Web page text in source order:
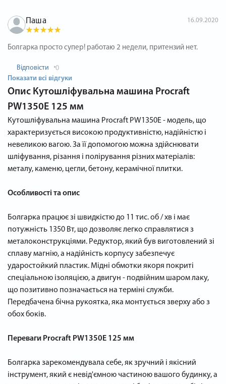
Паша 16.09.2020
Болгарка просто супер! работаю 2 недели, притензий нет.
Відповісти
0
Показати всі відгуки
Опис Кутошліфувальна машина Procraft
PW1350E 125 мм
Кутошліфувальна машина Procraft PW1350E - модель, що
характеризується високою продуктивністю, надійністю і
невеликою вагою. За її допомогою можна здійснювати
шліфування, різання і полірування різних матеріалів:
металу, каменю, цегли, бетону, керамічної плитки.
Особливості та опис
Болгарка працює зі швидкістю до 11 тис. об / хв і має
потужність 1350 Вт, що дозволяє легко справлятися з
металоконструкціями. Редуктор, який був виготовлений зі
сплаву магнію, а надійність корпусу забезпечує
ударостойкий пластик. Мідні обмотки якоря покриті
спеціальною ізоляцією, а двигун - подвійним шаром лаку,
що позитивно позначається на терміні служби.
Передбачена бічна рукоятка, яка монтується зверху або з
обох боків.
Переваги Procraft PW1350E 125 мм
Болгарка зарекомендувала себе, як зручний і якісний
інструмент, який є невід'ємною частиною вашого будинку, а